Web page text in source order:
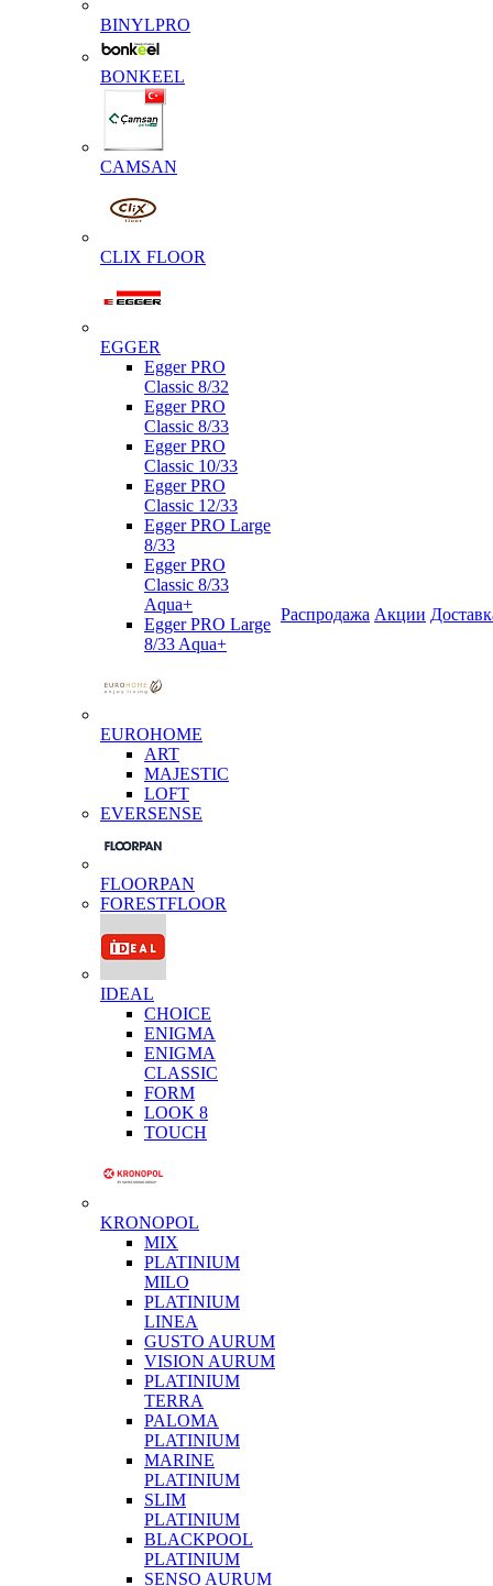
BINYLPRO
BONKEEL
CAMSAN
CLIX FLOOR
EGGER
Egger PRO
Classic 8/32
Egger PRO
Classic 8/33
Egger PRO
Classic 10/33
Egger PRO
Classic 12/33
Egger PRO Large
8/33
Egger PRO
Classic 8/33
Aqua+
Egger PRO Large
8/33 Aqua+
EUROHOME
ART
MAJESTIC
LOFT
EVERSENSE
FLOORPAN
FORESTFLOOR
IDEAL
CHOICE
ENIGMA
ENIGMA
CLASSIC
FORM
LOOK 8
TOUCH
KRONOPOL
MIX
PLATINIUM
MILO
PLATINIUM
LINEA
GUSTO AURUM
VISION AURUM
PLATINIUM
TERRA
PALOMA
PLATINIUM
MARINE
PLATINIUM
SLIM
PLATINIUM
BLACKPOOL
PLATINIUM
SENSO AURUM
Распродажа Акции